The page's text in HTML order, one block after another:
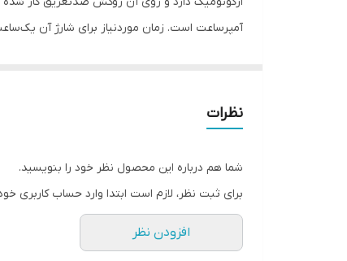
آمپرساعت است. زمان موردنیاز برای شارژ آن
بازوبسته کنید. کیف حمل‌‌ونقل مقاوم این ابزار هم
نظرات
شما هم درباره این محصول نظر خود را بنویسید.
برای ثبت نظر، لازم است ابتدا وارد حساب کاربری
افزودن نظر